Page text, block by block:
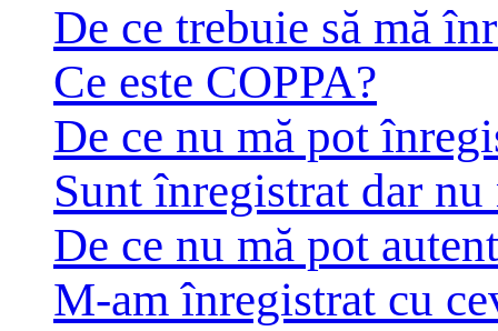
De ce trebuie să mă
Ce este COPPA?
De ce nu mă pot
Sunt înregistrat dar
De ce nu mă pot
M-am înregistrat cu